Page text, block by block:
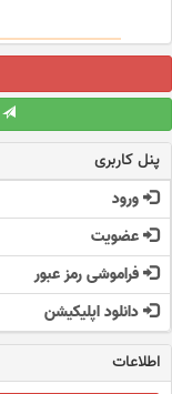
پنل کاربری
ورود
عضویت
فراموشی رمز عبور
دانلود اپلیکیشن
اطلاعات